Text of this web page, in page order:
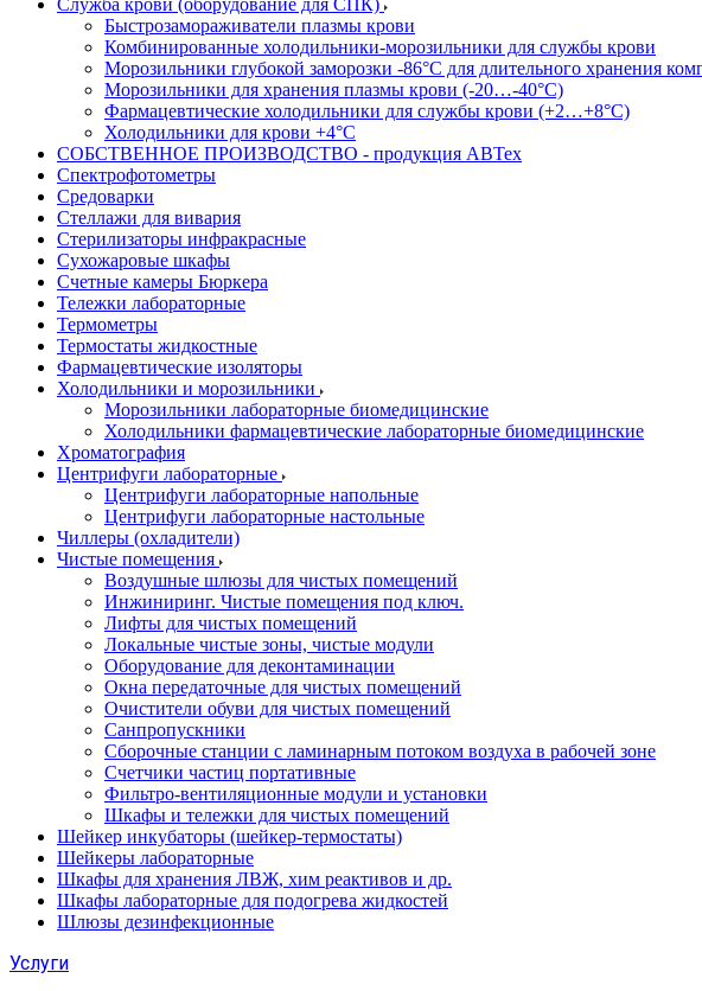
Служба крови (оборудование для СПК)
Быстрозамораживатели плазмы крови
Комбинированные холодильники-морозильники для службы крови
Морозильники глубокой заморозки -86°С для длительного хранения
Морозильники для хранения плазмы крови (-20…-40°С)
Фармацевтические холодильники для службы крови (+2…+8°С)
Холодильники для крови +4°С
СОБСТВЕННОЕ ПРОИЗВОДСТВО - продукция АВТех
Спектрофотометры
Средоварки
Стеллажи для вивария
Стерилизаторы инфракрасные
Сухожаровые шкафы
Счетные камеры Бюркера
Тележки лабораторные
Термометры
Термостаты жидкостные
Фармацевтические изоляторы
Холодильники и морозильники
Морозильники лабораторные биомедицинские
Холодильники фармацевтические лабораторные биомедицинские
Хроматография
Центрифуги лабораторные
Центрифуги лабораторные напольные
Центрифуги лабораторные настольные
Чиллеры (охладители)
Чистые помещения
Воздушные шлюзы для чистых помещений
Инжиниринг. Чистые помещения под ключ.
Лифты для чистых помещений
Локальные чистые зоны, чистые модули
Оборудование для деконтаминации
Окна передаточные для чистых помещений
Очистители обуви для чистых помещений
Санпропускники
Сборочные станции с ламинарным потоком воздуха в рабочей зоне
Счетчики частиц портативные
Фильтро-вентиляционные модули и установки
Шкафы и тележки для чистых помещений
Шейкер инкубаторы (шейкер-термостаты)
Шейкеры лабораторные
Шкафы для хранения ЛВЖ, хим реактивов и др.
Шкафы лабораторные для подогрева жидкостей
Шлюзы дезинфекционные
Услуги